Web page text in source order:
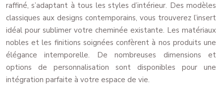
raffiné, s’adaptant à tous les styles d’intérieur. Des modèles
classiques aux designs contemporains, vous trouverez l’insert
idéal pour sublimer votre cheminée existante. Les matériaux
nobles et les finitions soignées confèrent à nos produits une
élégance intemporelle. De nombreuses dimensions et
options de personnalisation sont disponibles pour une
intégration parfaite à votre espace de vie.